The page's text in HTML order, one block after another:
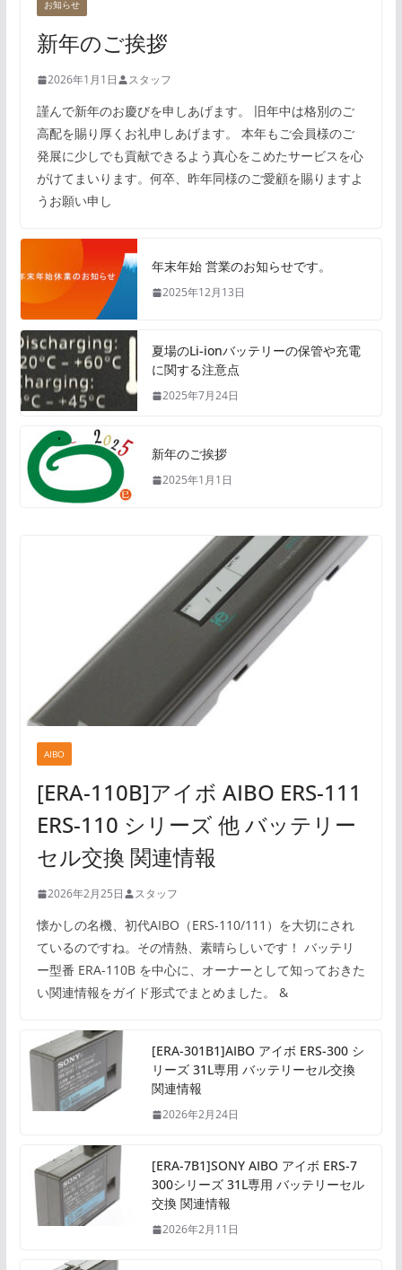
お知らせ
新年のご挨拶
2026年1月1日 スタッフ
謹んで新年のお慶びを申しあげます。 旧年中は格別のご
高配を賜り厚くお礼申しあげます。 本年もご会員様のご
発展に少しでも貢献できるよう真心をこめたサービスを心
がけてまいります。何卒、昨年同様のご愛顧を賜りますよ
うお願い申し
年末年始 営業のお知らせです。
2025年12月13日
夏場のLi-ionバッテリーの保管や充電
に関する注意点
2025年7月24日
新年のご挨拶
2025年1月1日
AIBO
[ERA-110B]アイボ AIBO ERS-111
ERS-110 シリーズ 他 バッテリー
セル交換 関連情報
2026年2月25日 スタッフ
懐かしの名機、初代AIBO（ERS-110/111）を大切にされ
ているのですね。その情熱、素晴らしいです！ バッテリ
ー型番 ERA-110B を中心に、オーナーとして知っておきた
い関連情報をガイド形式でまとめました。 &
[ERA-301B1]AIBO アイボ ERS-300 シ
リーズ 31L専用 バッテリーセル交換
関連情報
2026年2月24日
[ERA-7B1]SONY AIBO アイボ ERS-7
300シリーズ 31L専用 バッテリーセル
交換 関連情報
2026年2月11日